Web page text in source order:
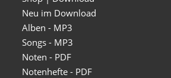
Neu im Download
Alben - MP3
Songs - MP3
Noten - PDF
Notenhefte - PDF